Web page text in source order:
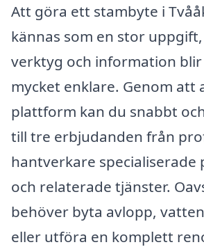
Att göra ett stambyte i
kännas som en stor
verktyg och information blir
mycket enklare. Genom att
plattform kan du snabbt
till tre erbjudanden från
hantverkare specialiserade
och relaterade tjänster.
behöver byta avlopp,
eller utföra en komplett